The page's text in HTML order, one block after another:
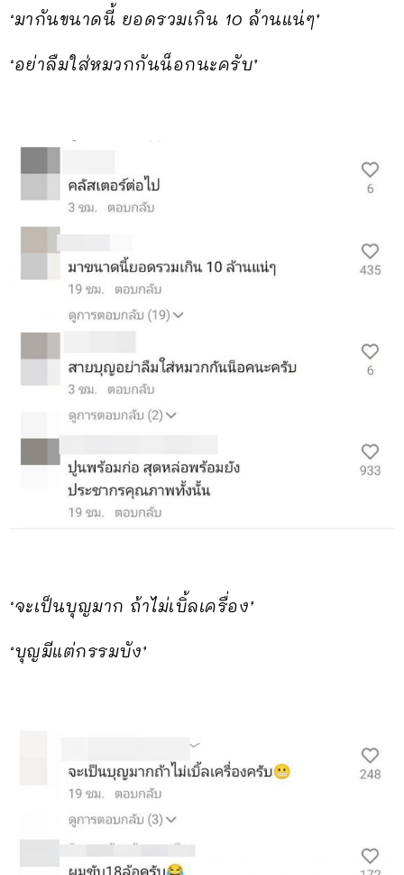
‘มากันขนาดนี้ ยอดรวมเกิน 10 ล้านแน่ๆ’
‘อย่าลืมใส่หมวกกันน็อกนะครับ’
‘จะเป็นบุญมาก ถ้าไม่เบิ้ลเครื่อง’
‘บุญมีแต่กรรมบัง’